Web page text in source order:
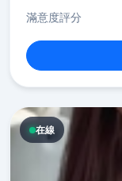
滿意度評分
在線